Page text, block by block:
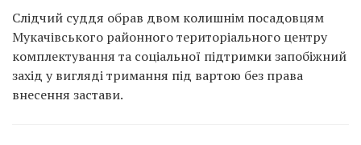
Слідчий суддя обрав двом колишнім посадовцям
Мукачівського районного територіального центру
комплектування та соціальної підтримки запобіжний
захід у вигляді тримання під вартою без права
внесення застави.